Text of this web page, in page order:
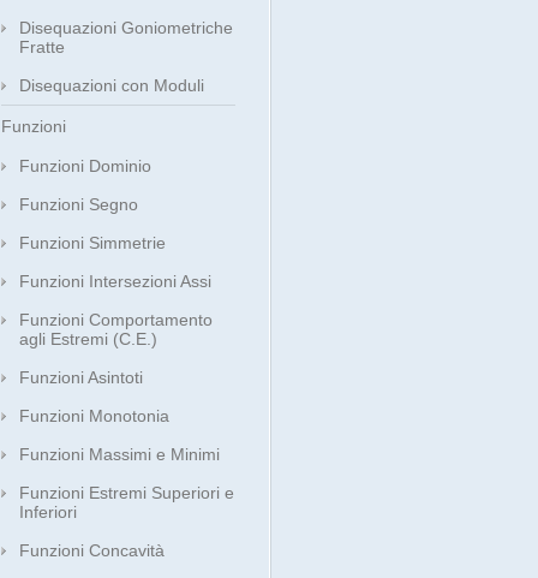
Disequazioni Goniometriche
Fratte
Disequazioni con Moduli
Funzioni
Funzioni Dominio
Funzioni Segno
Funzioni Simmetrie
Funzioni Intersezioni Assi
Funzioni Comportamento
agli Estremi (C.E.)
Funzioni Asintoti
Funzioni Monotonia
Funzioni Massimi e Minimi
Funzioni Estremi Superiori e
Inferiori
Funzioni Concavità